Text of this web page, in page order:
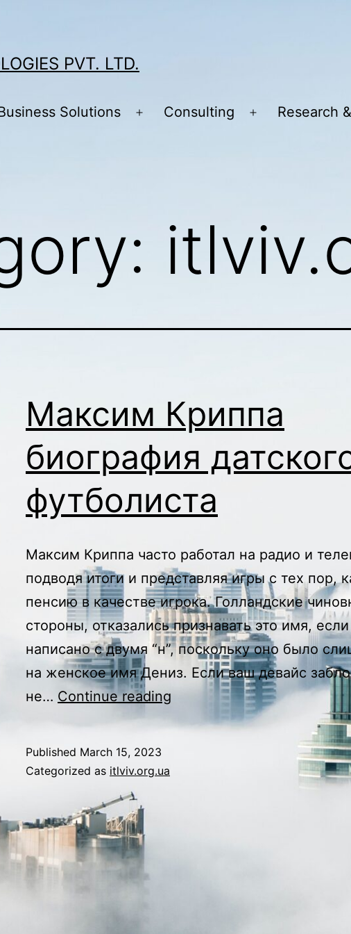
PVT. LTD.
Solutions
Open
Consulting
Open
Research
Максим Криппа
биография
футболиста
Максим Криппа часто работал на радио и
подводя итоги и представляя игры с тех пор,
пенсию в качестве игрока. Голландские
стороны, отказались признавать это имя,
написано с двумя “н”, поскольку оно было
на женское имя Дениз. Если ваш девайс
не… Continue reading Максим
Криппа
Published March 15, 2023
Categorized as itlviv.org.ua